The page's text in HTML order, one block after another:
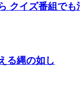
クイズ番組で
る縄の如し